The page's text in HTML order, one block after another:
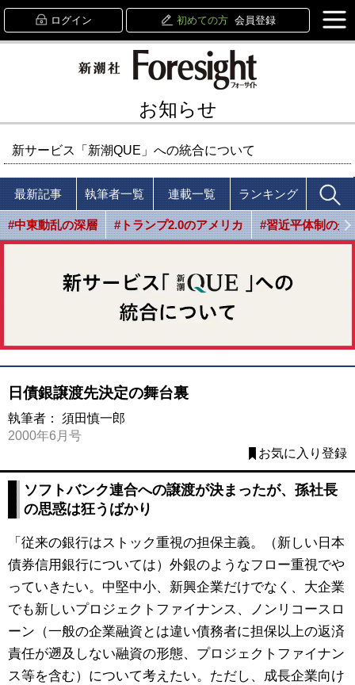
ログイン 初めての方 会員登録
お知らせ
新サービス「新潮QUE」への統合について
最新記事 執筆者一覧 連載一覧 ランキング
#中東動乱の深層 #トランプ2.0のアメリカ #習近平体制の光
日債銀譲渡先決定の舞台裏
執筆者： 須田慎一郎
2000年6月号
お気に入り登録
ソフトバンク連合への譲渡が決まったが、孫社長
の思惑は狂うばかり
「従来の銀行はストック重視の担保主義。（新しい日本
債券信用銀行については）外銀のようなフロー重視でや
っていきたい。中堅中小、新興企業だけでなく、大企業
でも新しいプロジェクトファイナンス、ノンリコースロ
ーン（一般の企業融資とは違い債務者に担保以上の返済
責任が遡及しない融資の形態、プロジェクトファイナン
ス等を含む）について考えたい。ただし、成長企業向け